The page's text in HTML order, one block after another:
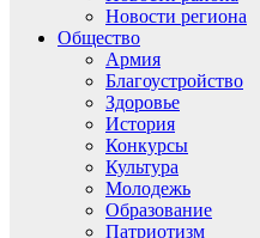
Новости региона
Общество
Армия
Благоустройство
Здоровье
История
Конкурсы
Культура
Молодежь
Образование
Патриотизм